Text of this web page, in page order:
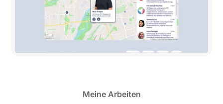
Meine Arbeiten